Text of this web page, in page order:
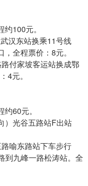
100元。
汉东站换乘11号线
全程票价：8元。
付家坡客运站换成鄂
4元。
60元。
）光谷五路站F出站
喻东路站下车步行
到九峰一路松涛站。全